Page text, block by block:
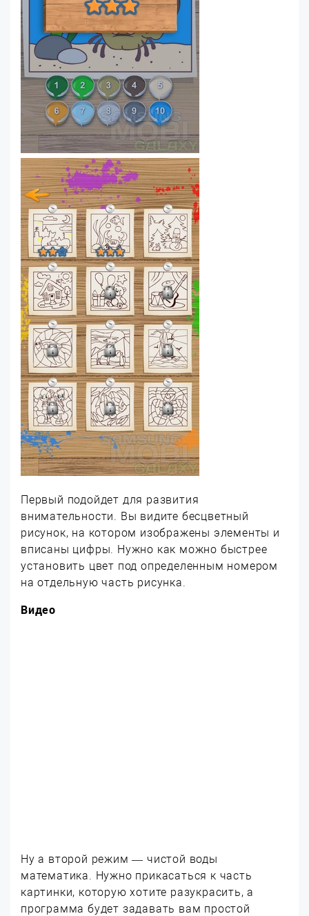
Первый подойдет для развития
внимательности. Вы видите бесцветный
рисунок, на котором изображены элементы и
вписаны цифры. Нужно как можно быстрее
установить цвет под определенным номером
на отдельную часть рисунка.
Видео
Ну а второй режим — чистой воды
математика. Нужно прикасаться к часть
картинки, которую хотите разукрасить, а
программа будет задавать вам простой